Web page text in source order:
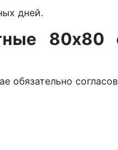
дней.
обязательно